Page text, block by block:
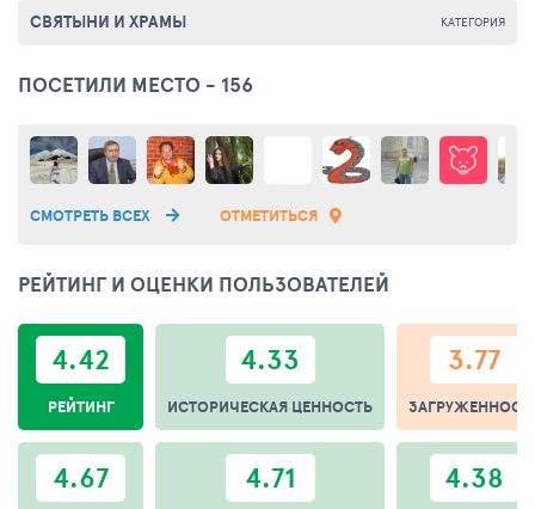
минчан библиотека имени Адама Мицкевича. Под верхней
Перед костелом находится освященная скульптурная
белоруской земли, с распростертыми крыльями пронзает
копьем змея, символизируя победу добра над темными силами.
Нагасаки», являющийся точной копей колокола «Ангел»,
года.
КАТЕГОРИЯ
СВЯТЫНИ И ХРАМЫ
ПОСЕТИЛИ МЕСТО - 156
СМОТРЕТЬ ВСЕХ ОТМЕТИТЬСЯ
РЕЙТИНГ И ОЦЕНКИ ПОЛЬЗОВАТЕЛЕЙ
4.42
РЕЙТИНГ
4.33
ИСТОРИЧЕСКАЯ ЦЕННОСТЬ
3.77
4.67 4.71 4.38